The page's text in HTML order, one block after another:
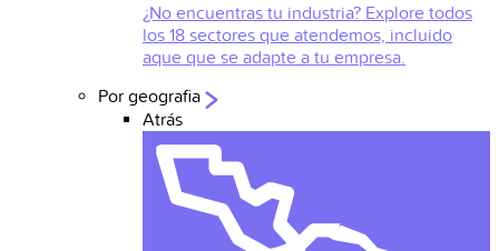
¿No encuentras tu industria? Explore todos
los 18 sectores que atendemos, incluido
aque que se adapte a tu empresa.
Por geografia
Atrás